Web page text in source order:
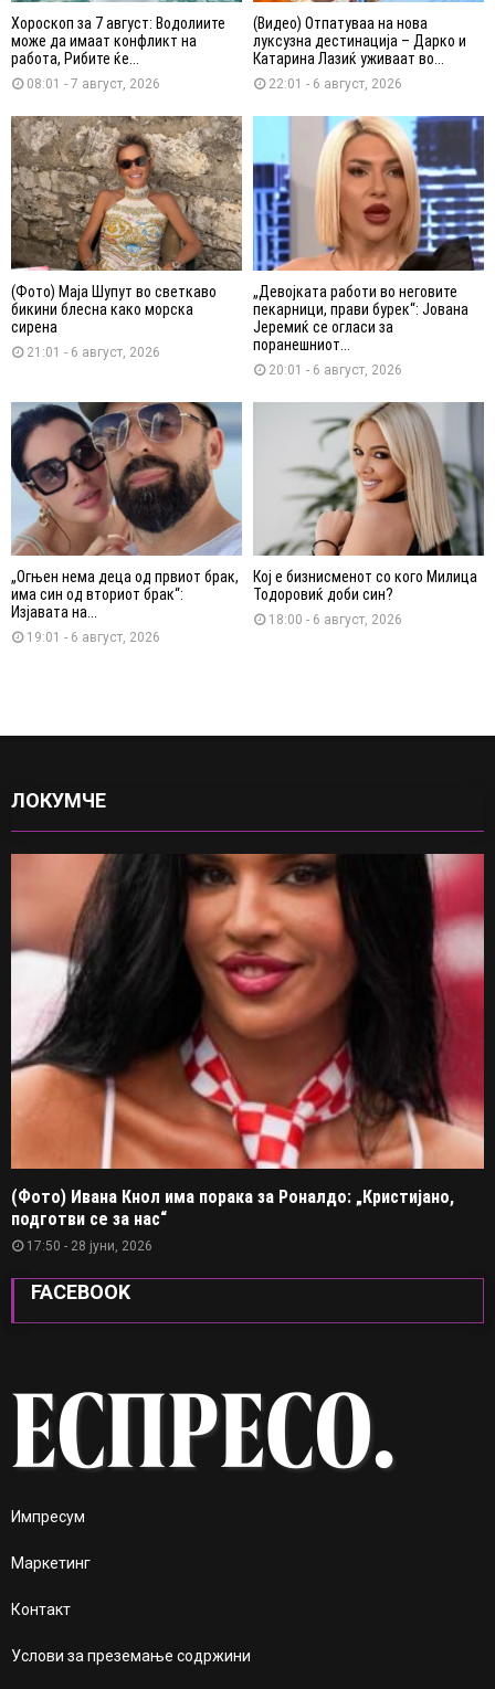
Хороскоп за 7 август: Водолиите
може да имаат конфликт на
работа, Рибите ќе...
08:01 - 7 август, 2026
(Видео) Отпатуваа на нова
луксузна дестинација – Дарко и
Катарина Лазиќ уживаат во...
22:01 - 6 август, 2026
(Фото) Маја Шупут во светкаво
бикини блесна како морска
сирена
21:01 - 6 август, 2026
„Девојката работи во неговите
пекарници, прави бурек“: Јована
Јеремиќ се огласи за
поранешниот...
20:01 - 6 август, 2026
„Огњен нема деца од првиот брак,
има син од вториот брак“:
Изјавата на...
19:01 - 6 август, 2026
Кој е бизнисменот со кого Милица
Тодоровиќ доби син?
18:00 - 6 август, 2026
ЛОКУМЧЕ
(Фото) Ивана Кнол има порака за Роналдо: „Кристијано,
подготви се за нас“
17:50 - 28 јуни, 2026
FACEBOOK
Импресум
Маркетинг
Контакт
Услови за преземање содржини